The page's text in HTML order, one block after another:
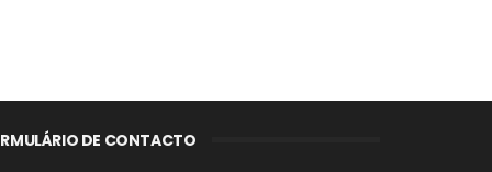
DE CONTACTO